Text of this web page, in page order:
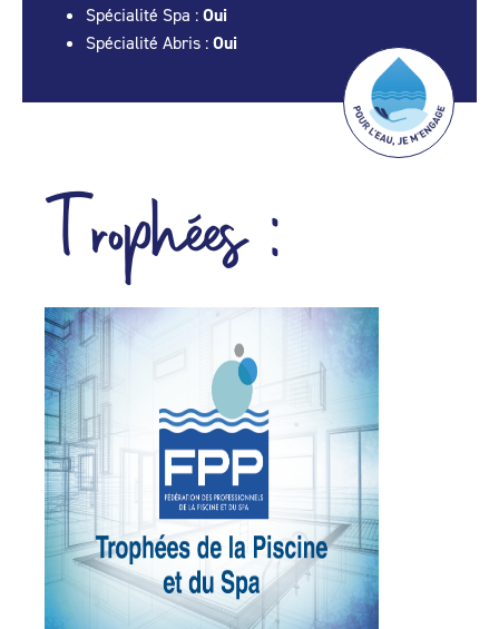
Spécialité Spa : Oui
Spécialité Abris : Oui
Trophées :